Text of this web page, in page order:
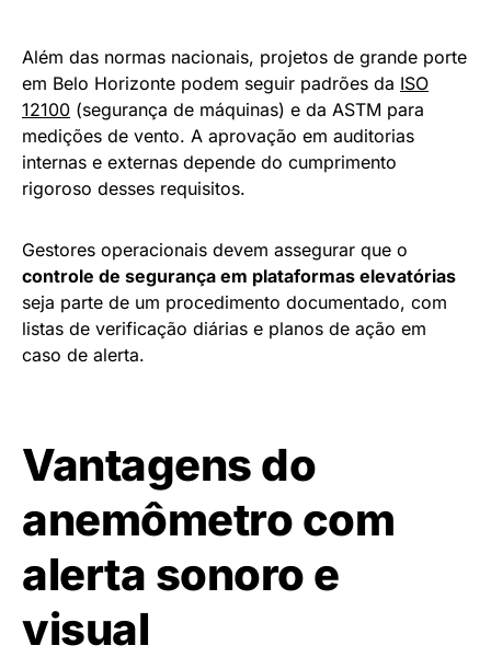
Além das normas nacionais, projetos de grande porte
em Belo Horizonte podem seguir padrões da ISO
12100 (segurança de máquinas) e da ASTM para
medições de vento. A aprovação em auditorias
internas e externas depende do cumprimento
rigoroso desses requisitos.
Gestores operacionais devem assegurar que o
controle de segurança em plataformas elevatórias
seja parte de um procedimento documentado, com
listas de verificação diárias e planos de ação em
caso de alerta.
Vantagens do
anemômetro com
alerta sonoro e
visual